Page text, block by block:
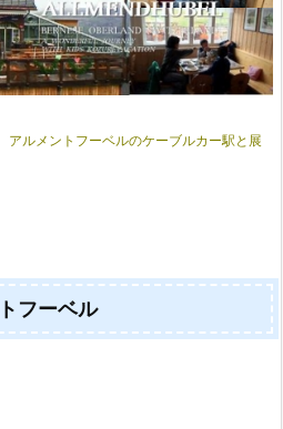
のケーブルカー駅と展
フーベル